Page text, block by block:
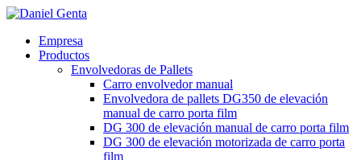
Empresa
Productos
Envolvedoras de Pallets
Carro envolvedor manual
Envolvedora de pallets DG350 de elevación
manual de carro porta film
DG 300 de elevación manual de carro porta film
DG 300 de elevación motorizada de carro porta
film